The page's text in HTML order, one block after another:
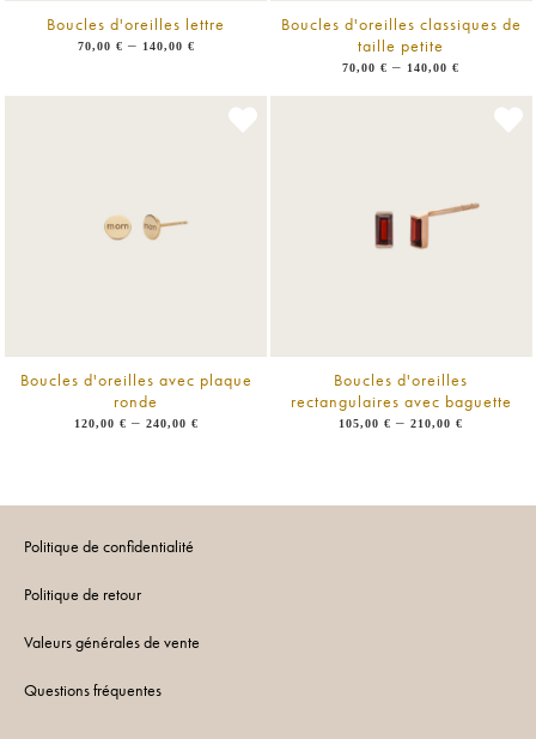
Boucles d'oreilles lettre
70,00 € – 140,00 €
Boucles d'oreilles classiques de
taille petite
70,00€ – 140,00€
Boucles d'oreilles avec plaque
ronde
120,00 € – 240,00 €
Boucles d'oreilles
rectangulaires avec baguette
105,00€ –210,00€
Politique de confidentialité
Politique de retour
Valeurs générales de vente
Questions fréquentes